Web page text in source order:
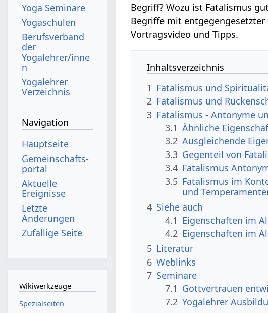
Begriff? Wozu ist Fatalismus
Begriffe mit
Vortragsvideo und Tipps.
Inhaltsverzeichnis
1 Fatalismus und
2 Fatalismus und
3 Fatalismus - Antonyme
3.1 Ähnliche
3.2 Ausgleichende
3.3 Gegenteil von
3.4 Fatalismus
3.5 Fatalismus im
und
4 Siehe auch
4.1 Eigenschaften im
4.2 Eigenschaften im
5 Literatur
6 Weblinks
7 Seminare
7.1 Gottvertrauen
7.2 Yogalehrer
Yoga Seminare
Yogaschulen
Berufsverband
der
Yogalehrer/inne
n
Yogalehrer
Verzeichnis
Navigation
Hauptseite
Gemeinschafts­
portal
Aktuelle
Ereignisse
Letzte
Änderungen
Zufällige Seite
Wikiwerkzeuge
Spezialseiten